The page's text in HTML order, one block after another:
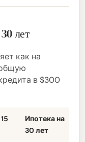
лет
как на
в $300
Ипотека на
30 лет